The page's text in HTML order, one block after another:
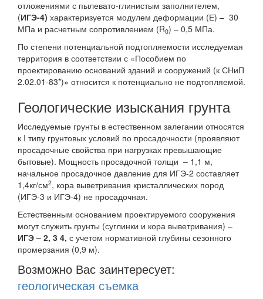
отложениями с пылевато-глинистым заполнителем,
(ИГЭ-4) характеризуется модулем деформации (Е) – 30
МПа и расчетным сопротивлением (R0) – 0,5 МПа.
По степени потенциальной подтопляемости исследуемая
территория в соответствии с «Пособием по
проектированию оснований зданий и сооружений (к СНиП
2.02.01-83*)» относится к потенциально не подтопляемой.
Геологические изыскания грунта
Исследуемые грунты в естественном залегании относятся
к I типу грунтовых условий по просадочности (проявляют
просадочные свойства при нагрузках превышающие
бытовые). Мощность просадочной толщи – 1,1 м,
начальное просадочное давление для ИГЭ-2 составляет
1,4кг/см2, кора выветривания кристаллических пород
(ИГЭ-3 и ИГЭ-4) не просадочная.
Естественным основанием проектируемого сооружения
могут служить грунты (суглинки и кора выветривания) –
ИГЭ – 2, 3 4, с учетом нормативной глубины сезонного
промерзания (0,9 м).
Возможно Вас заинтересует:
геологическая съемка